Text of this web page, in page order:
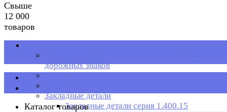
Свыше
12 000
товаров
дорожных знаков
Стеллажи металлические
Закладные детали
Закладные детали серия 1.400.15
Каталог товаров
Каталог товаров